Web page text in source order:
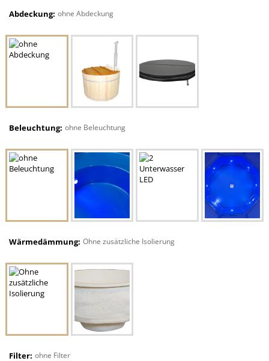
Abdeckung: ohne Abdeckung
Beleuchtung: ohne Beleuchtung
Wärmedämmung: Ohne zusätzliche Isolierung
Filter: ohne Filter